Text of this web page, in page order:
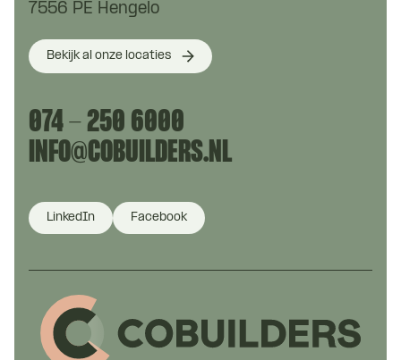
7556 PE Hengelo
Bekijk al onze locaties
074 - 250 6000
INFO@COBUILDERS.NL
LinkedIn Facebook